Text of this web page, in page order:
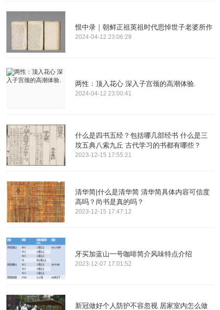
恨中录｜朝鲜正祖英祖时代思悼世子老婆所作
2024-04-12 23:06:29
两性：顶入花心 深入子宫颈的高潮体验.
2024-04-12 23:00:41
什么是四书五经？包括哪几部经书 什么是三
坟五典八索九丘 古代学习的书都有哪些？
2023-12-15 17:55:21
清华简|什么是清华简 清华简具体内容可信度
高吗？尚书是真的吗？
2023-12-15 17:47:12
牙买加蓝山一号咖啡简介风味特点介绍
2023-12-07 17:01:52
新冠做好个人防护不容忽视 居家室内怎么做